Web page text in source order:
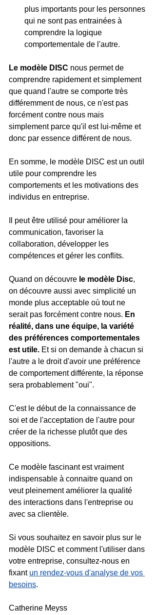
plus importants pour les personnes
qui ne sont pas entrainées à
comprendre la logique
comportementale de l'autre.
Le modèle DISC nous permet de
comprendre rapidement et simplement
que quand l'autre se comporte très
différemment de nous, ce n'est pas
forcément contre nous mais
simplement parce qu'il est lui-même et
donc par essence différent de nous.
En somme, le modèle DISC est un outil
utile pour comprendre les
comportements et les motivations des
individus en entreprise.
Il peut être utilisé pour améliorer la
communication, favoriser la
collaboration, développer les
compétences et gérer les conflits.
Quand on découvre le modèle Disc,
on découvre aussi avec simplicité un
monde plus acceptable où tout ne
serait pas forcément contre nous. En
réalité, dans une équipe, la variété
des préférences comportementales
est utile. Et si on demande à chacun si
l'autre a le droit d'avoir une préférence
de comportement différente, la réponse
sera probablement "oui".
C'est le début de la connaissance de
soi et de l'acceptation de l'autre pour
créer de la richesse plutôt que des
oppositions.
Ce modèle fascinant est vraiment
indispensable à connaitre quand on
veut pleinement améliorer la qualité
des interactions dans l'entreprise ou
avec sa clientèle.
Si vous souhaitez en savoir plus sur le
modèle DISC et comment l'utiliser dans
votre entreprise, consultez-nous en
fixant un rendez-vous d'analyse de vos
besoins.
Catherine Meyss